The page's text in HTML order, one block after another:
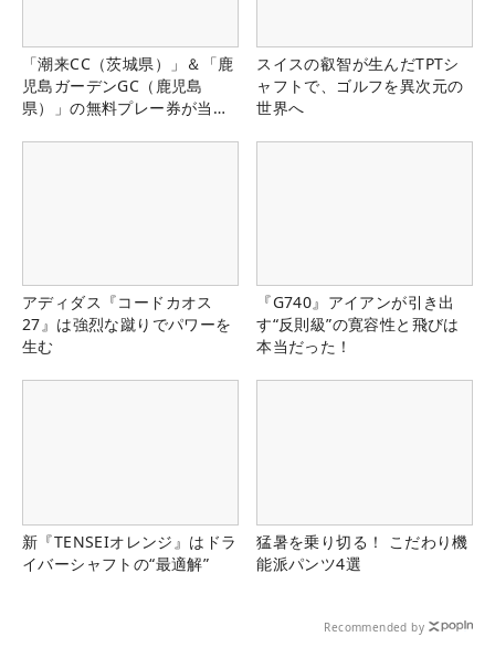
「潮来CC（茨城県）」＆「鹿
児島ガーデンGC（鹿児島
県）」の無料プレー券が当た
スイスの叡智が生んだTPTシ
ャフトで、ゴルフを異次元の
世界へ
アディダス『コードカオス
27』は強烈な蹴りでパワーを
生む
『G740』アイアンが引き出
す“反則級”の寛容性と飛びは
本当だった！
新『TENSEIオレンジ』はドラ
イバーシャフトの“最適解”
猛暑を乗り切る！ こだわり機
能派パンツ4選
Recommended by